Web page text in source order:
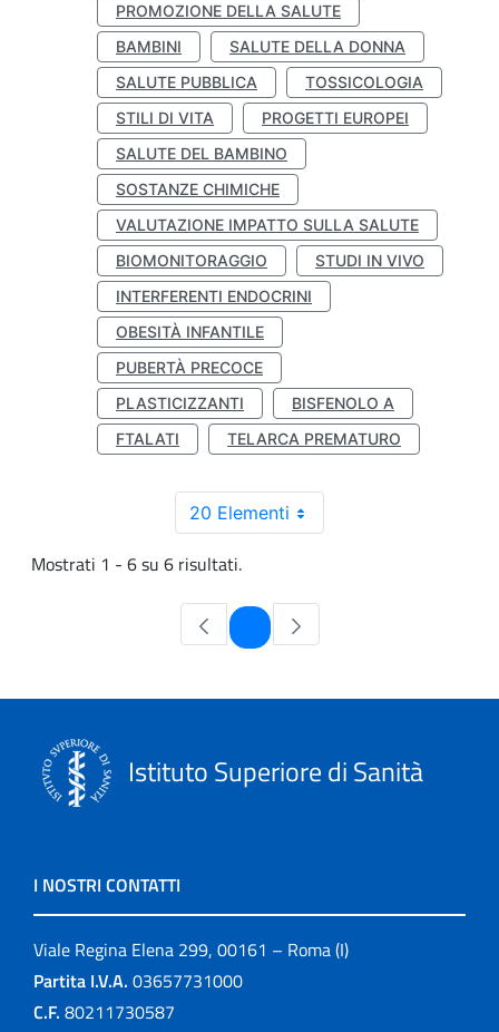
PROMOZIONE DELLA SALUTE
BAMBINI
SALUTE DELLA DONNA
SALUTE PUBBLICA
TOSSICOLOGIA
STILI DI VITA
PROGETTI EUROPEI
SALUTE DEL BAMBINO
SOSTANZE CHIMICHE
VALUTAZIONE IMPATTO SULLA SALUTE
BIOMONITORAGGIO
STUDI IN VIVO
INTERFERENTI ENDOCRINI
OBESITÀ INFANTILE
PUBERTÀ PRECOCE
PLASTICIZZANTI
BISFENOLO A
FTALATI
TELARCA PREMATURO
20 Elementi
Mostrati 1 - 6 su 6 risultati.
Pagina
Istituto Superiore di Sanità
I NOSTRI CONTATTI
Viale Regina Elena 299, 00161 – Roma (I)
Partita I.V.A. 03657731000
C.F. 80211730587